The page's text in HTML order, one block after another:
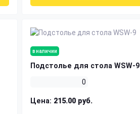
в наличии
Подстолье для стола WSW-9
0
Цена: 215.00 руб.